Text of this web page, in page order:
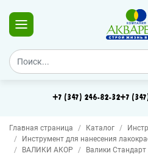
+7 (347) 246-82-32+7
Главная страница Каталог
Инструмент для нанесения
ВАЛИКИ АКОР
Валики